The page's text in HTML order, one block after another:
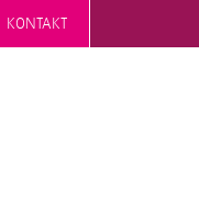
KONTAKT